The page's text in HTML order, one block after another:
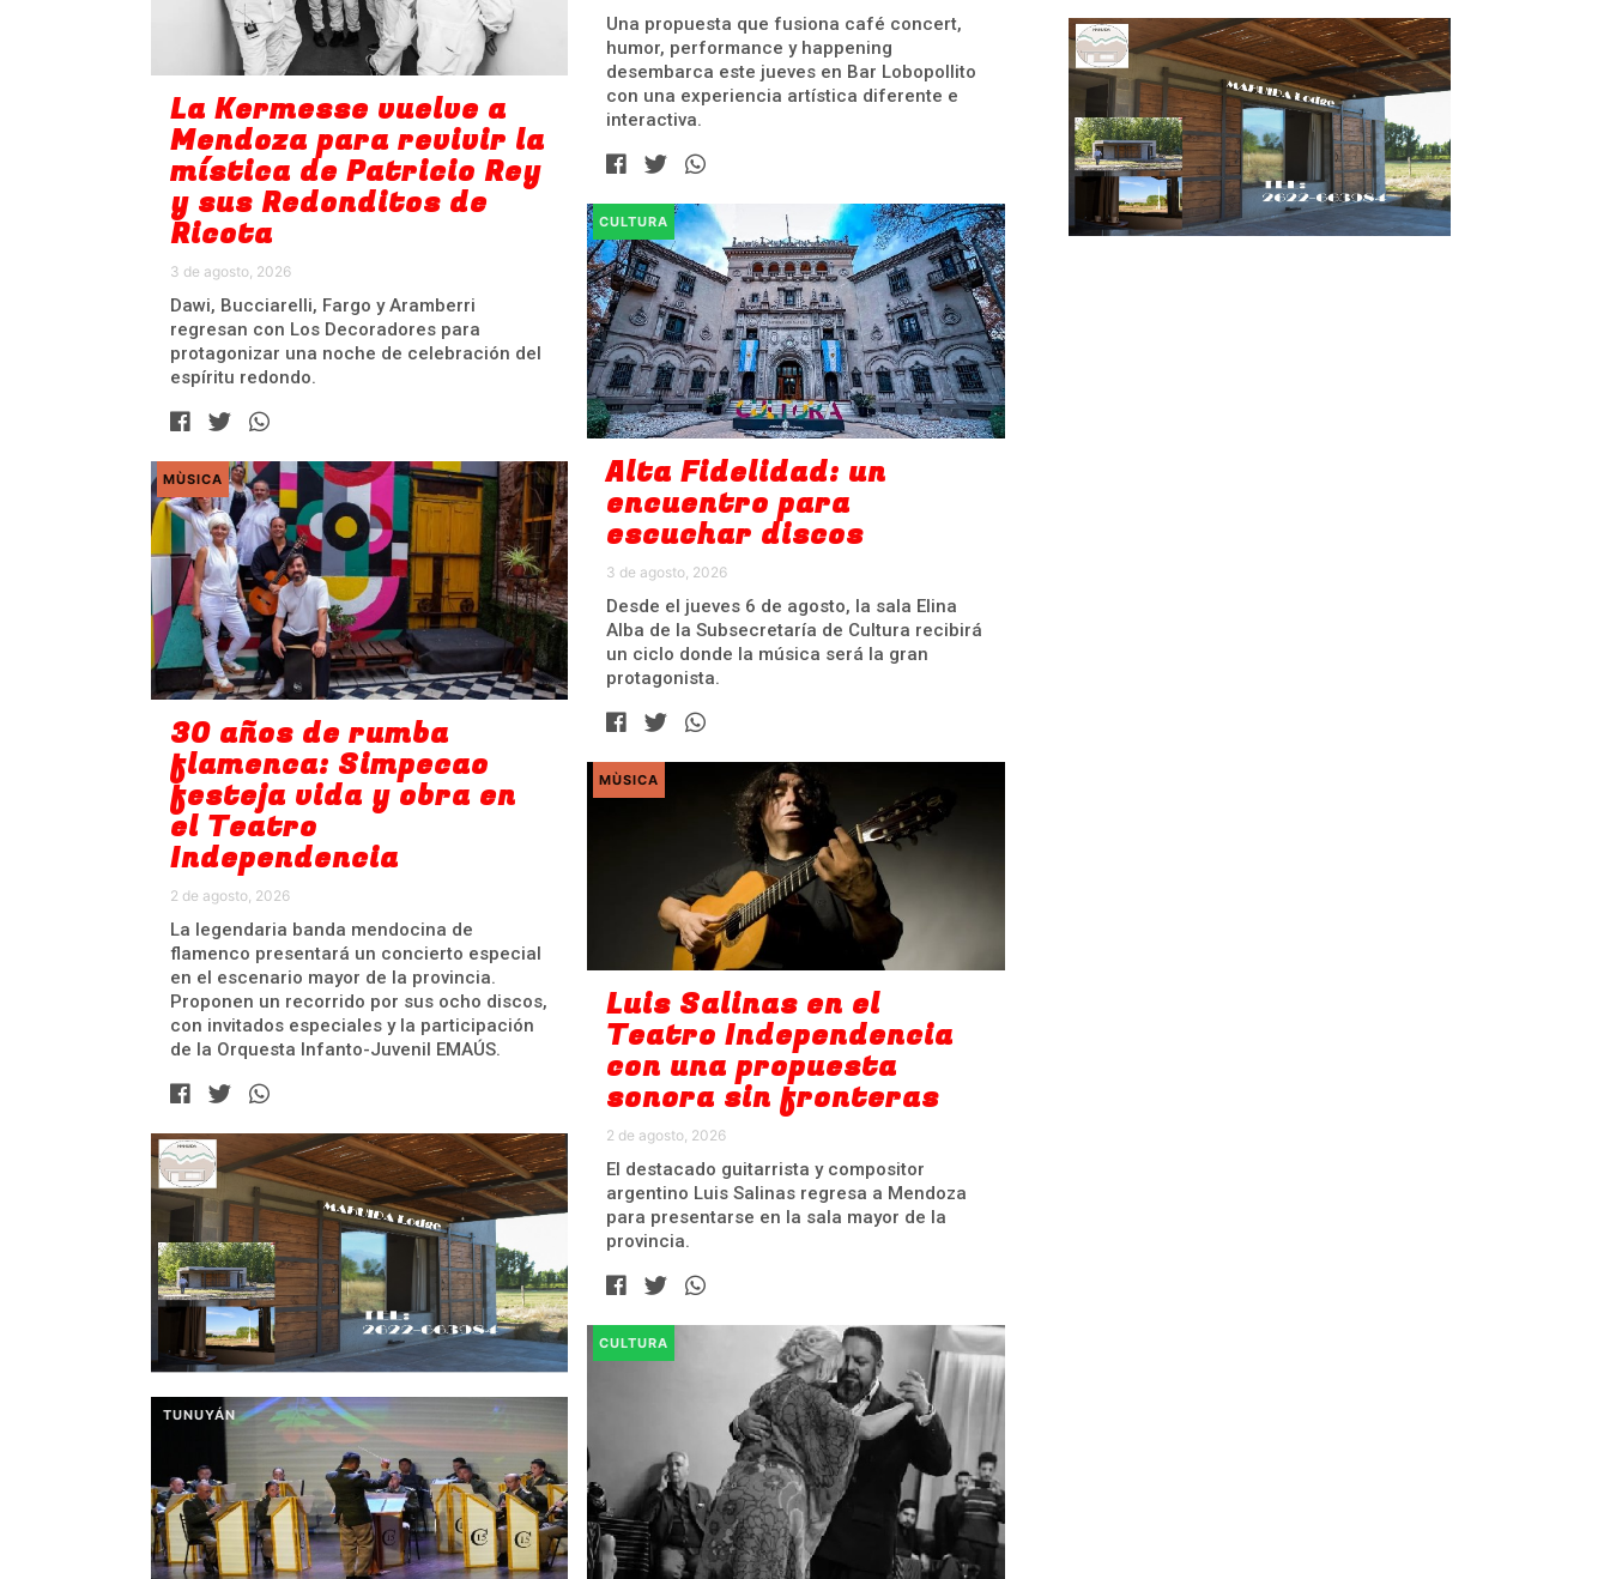
Una propuesta que fusiona café concert,
humor, performance y happening
desembarca este jueves en Bar Lobopollito
con una experiencia artística diferente e
interactiva.
La Kermesse vuelve a
Mendoza para revivir la
mística de Patricio Rey
y sus Redonditos de
Ricota
3 de agosto, 2026
Dawi, Bucciarelli, Fargo y Aramberri
regresan con Los Decoradores para
protagonizar una noche de celebración del
espíritu redondo.
CULTURA
Alta Fidelidad: un
encuentro para
escuchar discos
3 de agosto, 2026
Desde el jueves 6 de agosto, la sala Elina
Alba de la Subsecretaría de Cultura recibirá
un ciclo donde la música será la gran
protagonista.
MÙSICA
30 años de rumba
flamenca: Simpecao
festeja vida y obra en
el Teatro
Independencia
2 de agosto, 2026
La legendaria banda mendocina de
flamenco presentará un concierto especial
en el escenario mayor de la provincia.
Proponen un recorrido por sus ocho discos,
con invitados especiales y la participación
de la Orquesta Infanto-Juvenil EMAÚS.
MÙSICA
Luis Salinas en el
Teatro Independencia
con una propuesta
sonora sin fronteras
2 de agosto, 2026
El destacado guitarrista y compositor
argentino Luis Salinas regresa a Mendoza
para presentarse en la sala mayor de la
provincia.
CULTURA
TUNUYÁN